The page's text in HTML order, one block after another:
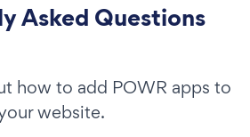
Asked Questions
how to add POWR apps to
website.